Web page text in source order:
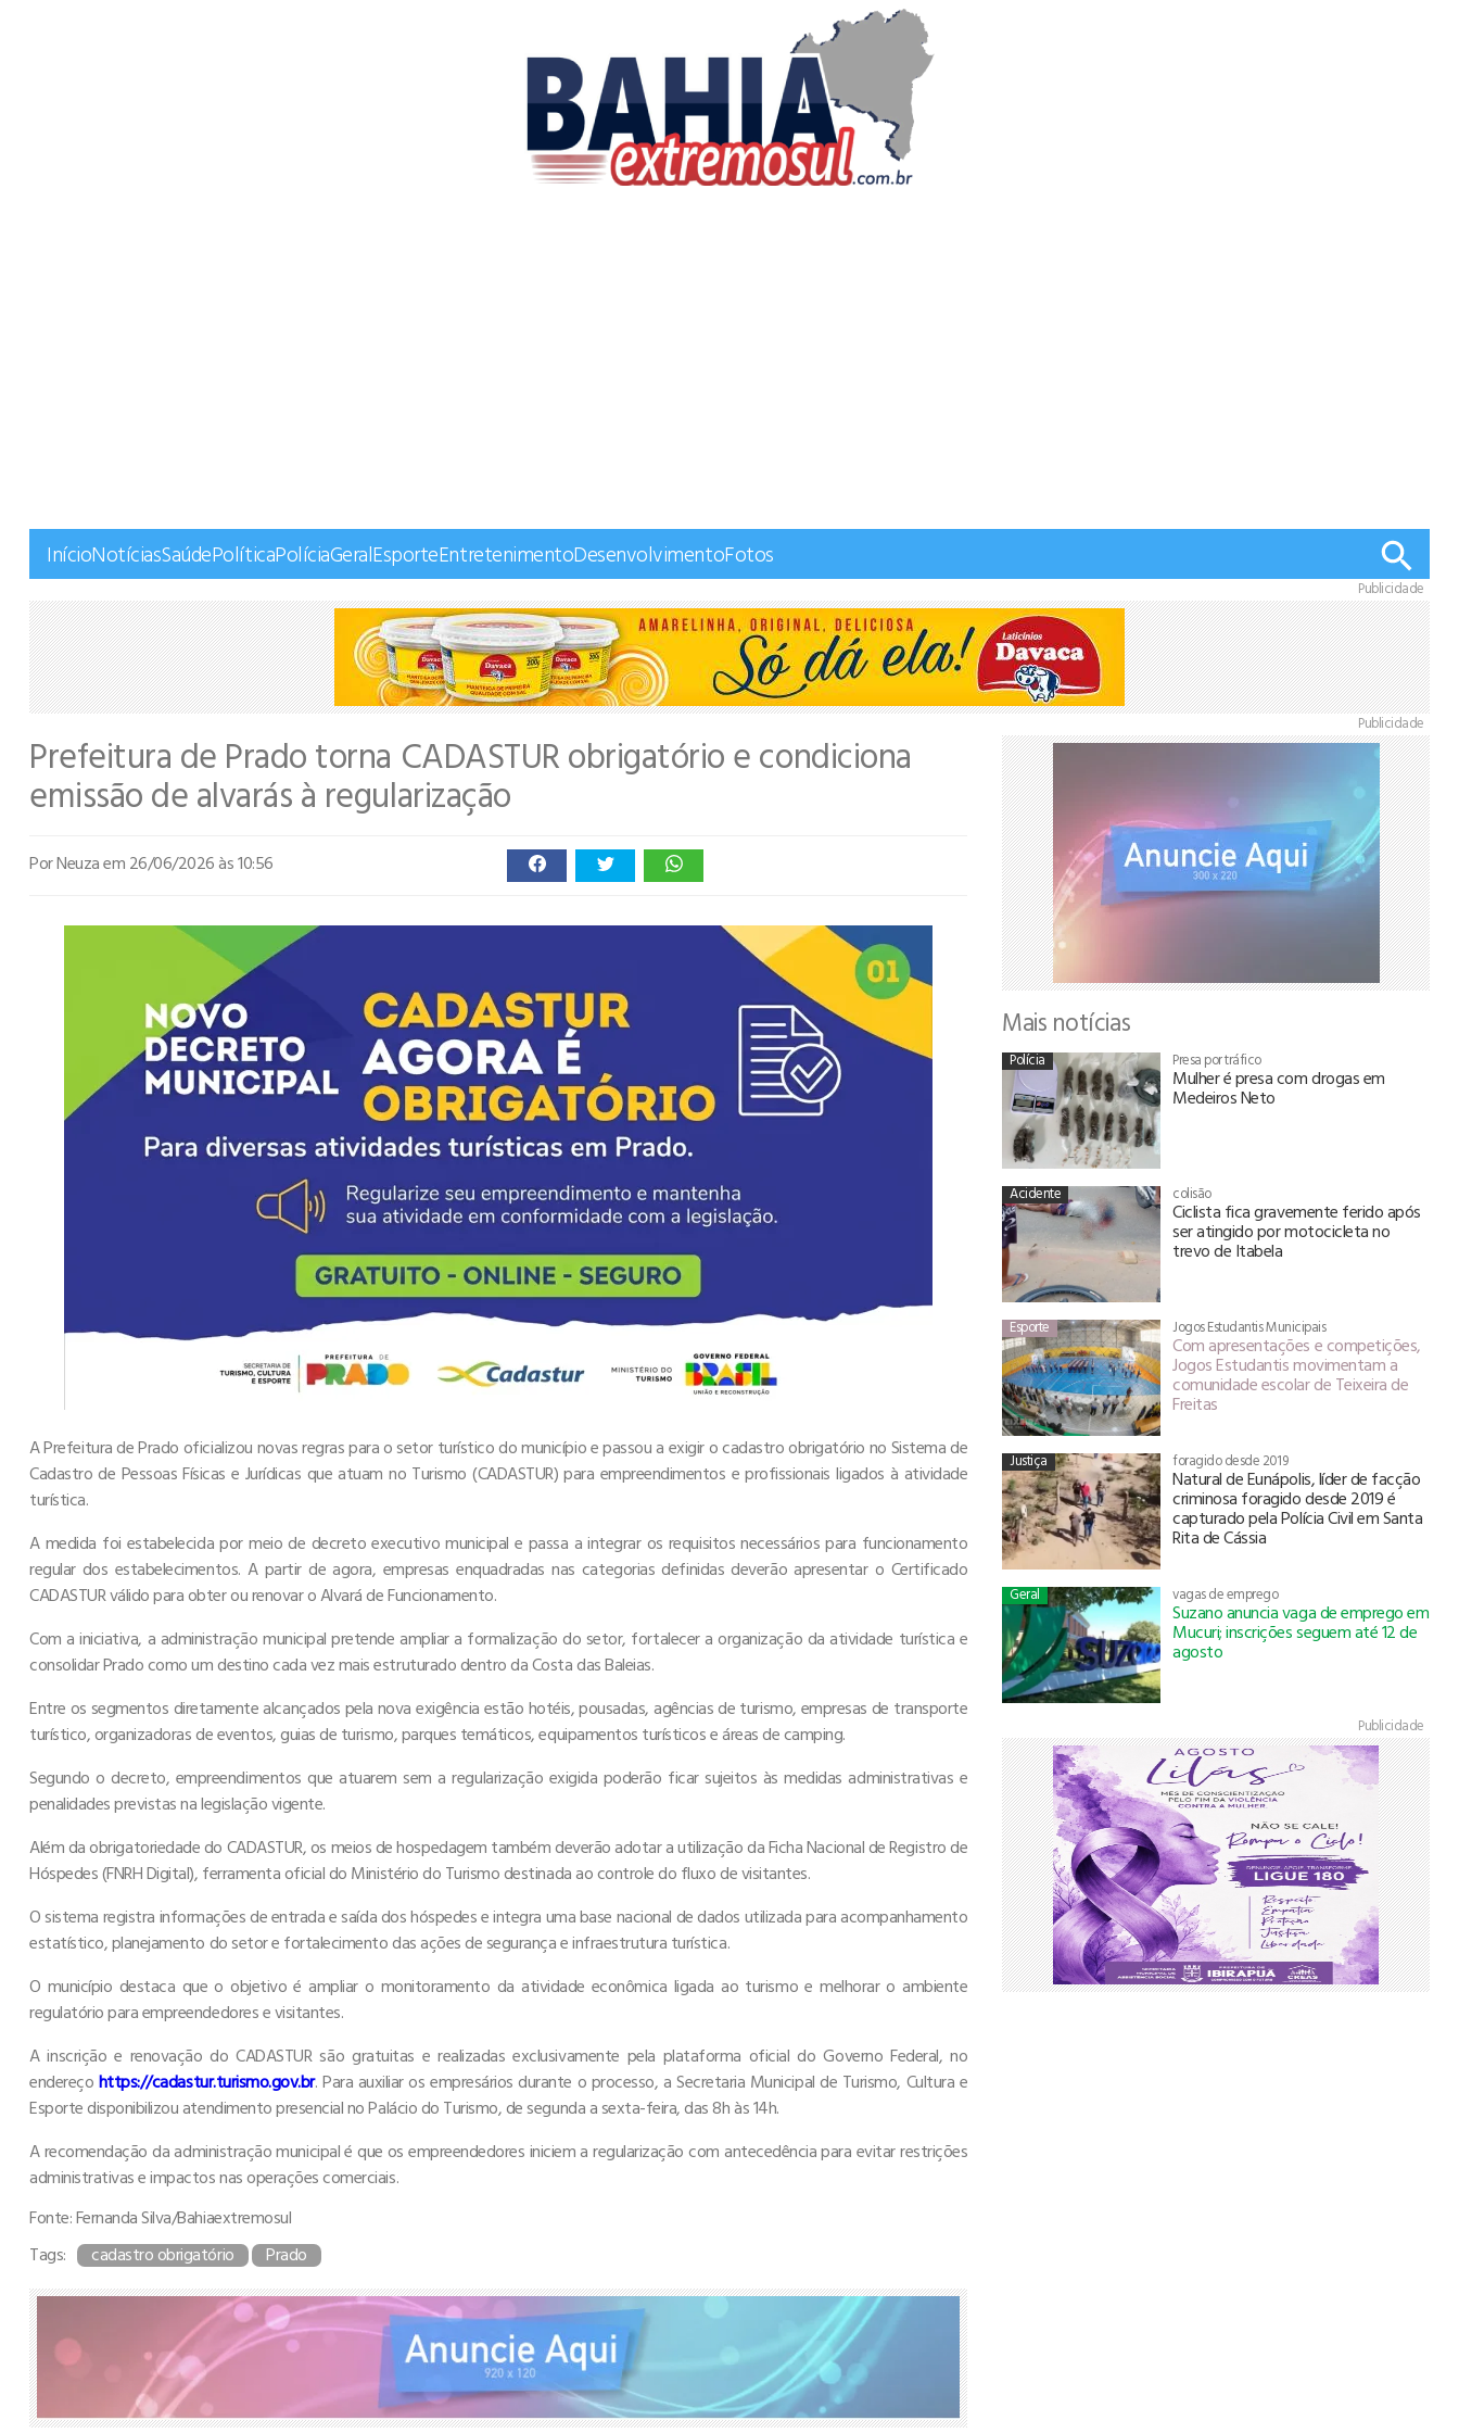
InícioNotíciasSaúdePolíticaPolíciaGeralEsporteEntretenimentoDesenvolvimentoFotos
Publicidade
Prefeitura de Prado torna CADASTUR obrigatório e condiciona
emissão de alvarás à regularização
Por Neuzaem 26/06/2026 às 10:56
A Prefeitura de Prado oficializou novas regras para o setor turístico do município e passou a exigir o cadastro obrigatório no Sistema de
Cadastro de Pessoas Físicas e Jurídicas que atuam no Turismo (CADASTUR) para empreendimentos e profissionais ligados à atividade
turística.
A medida foi estabelecida por meio de decreto executivo municipal e passa a integrar os requisitos necessários para funcionamento
regular dos estabelecimentos. A partir de agora, empresas enquadradas nas categorias definidas deverão apresentar o Certificado
CADASTUR válido para obter ou renovar o Alvará de Funcionamento.
Com a iniciativa, a administração municipal pretende ampliar a formalização do setor, fortalecer a organização da atividade turística e
consolidar Prado como um destino cada vez mais estruturado dentro da Costa das Baleias.
Entre os segmentos diretamente alcançados pela nova exigência estão hotéis, pousadas, agências de turismo, empresas de transporte
turístico, organizadoras de eventos, guias de turismo, parques temáticos, equipamentos turísticos e áreas de camping.
Segundo o decreto, empreendimentos que atuarem sem a regularização exigida poderão ficar sujeitos às medidas administrativas e
penalidades previstas na legislação vigente.
Além da obrigatoriedade do CADASTUR, os meios de hospedagem também deverão adotar a utilização da Ficha Nacional de Registro de
Hóspedes (FNRH Digital), ferramenta oficial do Ministério do Turismo destinada ao controle do fluxo de visitantes.
O sistema registra informações de entrada e saída dos hóspedes e integra uma base nacional de dados utilizada para acompanhamento
estatístico, planejamento do setor e fortalecimento das ações de segurança e infraestrutura turística.
O município destaca que o objetivo é ampliar o monitoramento da atividade econômica ligada ao turismo e melhorar o ambiente
regulatório para empreendedores e visitantes.
A inscrição e renovação do CADASTUR são gratuitas e realizadas exclusivamente pela plataforma oficial do Governo Federal, no
endereço https://cadastur.turismo.gov.br. Para auxiliar os empresários durante o processo, a Secretaria Municipal de Turismo, Cultura e
Esporte disponibilizou atendimento presencial no Palácio do Turismo, de segunda a sexta-feira, das 8h às 14h.
A recomendação da administração municipal é que os empreendedores iniciem a regularização com antecedência para evitar restrições
administrativas e impactos nas operações comerciais.
Fonte: Fernanda Silva/Bahiaextremosul
Tags:
cadastro obrigatório Prado
Publicidade
Mais notícias
Polícia Presa por tráfico
Mulher é presa com drogas em
Medeiros Neto
Acidente colisão
Ciclista fica gravemente ferido após
ser atingido por motocicleta no
trevo de Itabela
Esporte Jogos Estudantis Municipais
Com apresentações e competições,
Jogos Estudantis movimentam a
comunidade escolar de Teixeira de
Freitas
Justiça foragido desde 2019
Natural de Eunápolis, líder de facção
criminosa foragido desde 2019 é
capturado pela Polícia Civil em Santa
Rita de Cássia
Geral vagas de emprego
Suzano anuncia vaga de emprego em
Mucuri; inscrições seguem até 12 de
agosto
Publicidade